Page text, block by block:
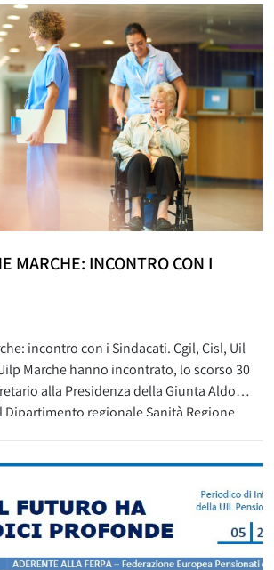
della Brigata Maiella, la formazione
MARCHE: INCONTRO CON I
incontro con i Sindacati. Cgil, Cisl, Uil
Marche hanno incontrato, lo scorso 30
alla Presidenza della Giunta Aldo
Dipartimento regionale Sanità Regione